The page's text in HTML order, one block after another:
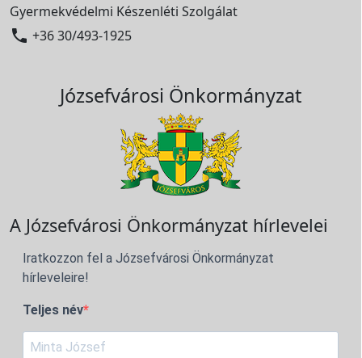
Gyermekvédelmi Készenléti Szolgálat
 +36 30/493-1925
Józsefvárosi Önkormányzat
A Józsefvárosi Önkormányzat hírlevelei
Iratkozzon fel a Józsefvárosi Önkormányzat
hírleveleire!
Teljes név